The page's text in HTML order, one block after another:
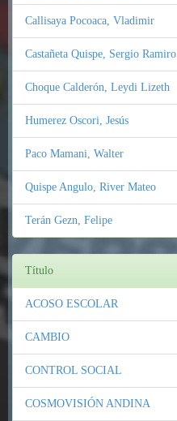
Callisaya Pocoaca, Vladimir
Castañeta Quispe, Sergio Ramiro
Choque Calderón, Leydi Lizeth
Humerez Oscori, Jesús
Paco Mamani, Walter
Quispe Angulo, River Mateo
Terán Gezn, Felipe
Título
ACOSO ESCOLAR
CAMBIO
CONTROL SOCIAL
COSMOVISIÓN ANDINA